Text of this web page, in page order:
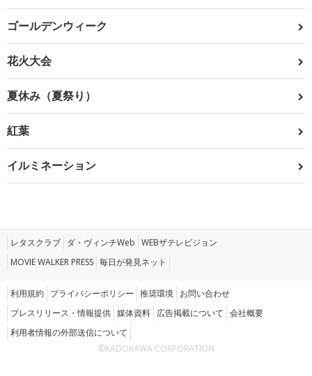
ゴールデンウィーク
花火大会
夏休み（夏祭り）
紅葉
イルミネーション
レタスクラブ ダ・ヴィンチWeb WEBザテレビジョン
MOVIE WALKER PRESS 毎日が発見ネット
利用規約 プライバシーポリシー 推奨環境 お問い合わせ
プレスリリース・情報提供 媒体資料 広告掲載について 会社概要
利用者情報の外部送信について
©KADOKAWA CORPORATION